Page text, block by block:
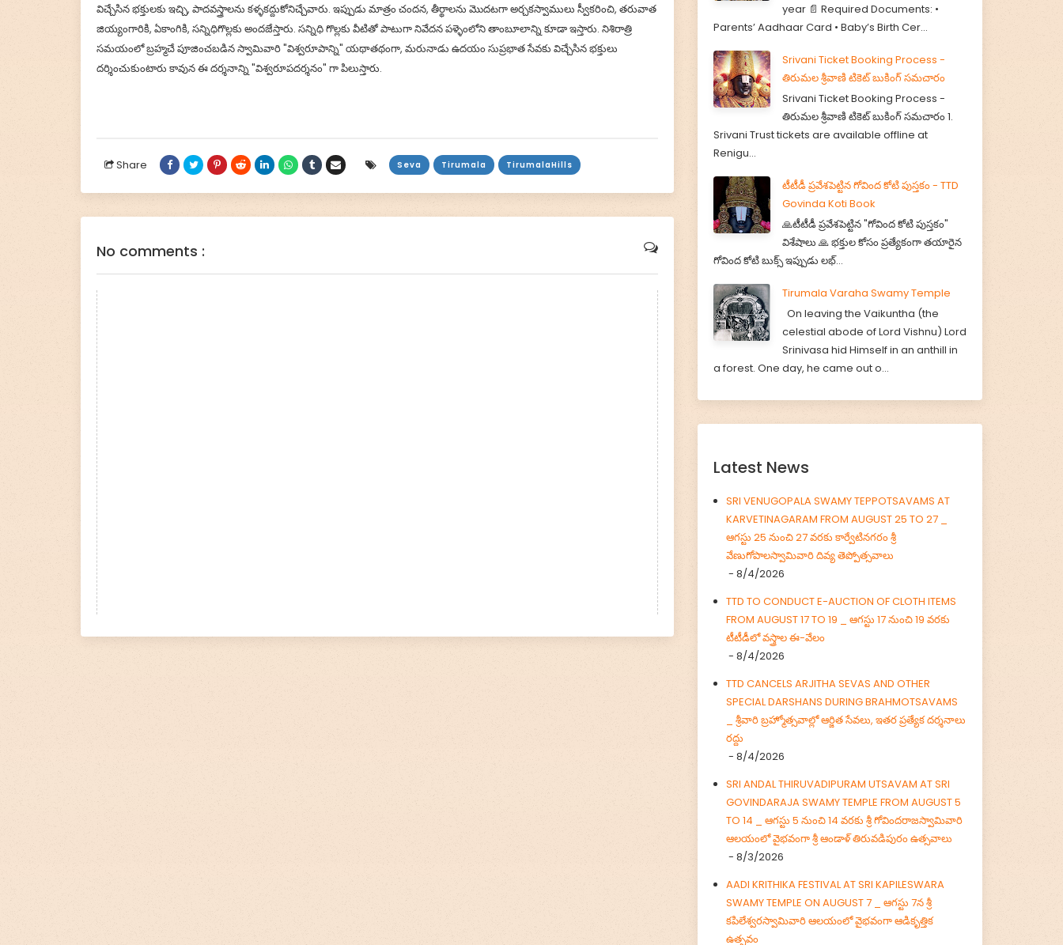
విచ్చేసిన భక్తులకు ఇచ్చి, పాదవస్త్రాలను కళ్ళకద్దుకోనిచ్చేవారు. ఇప్పుడు మాత్రం చందన, తీర్థాలను మొదటగా అర్చకస్వాములు స్వీకరించి, తరువాత
జియ్యంగారికి, ఏకాంగికి, సన్నిధిగొల్లకు అందజేస్తారు. సన్నిధి గొల్లకు వీటితో పాటుగా నివేదన పళ్ళెంలోని తాంబూలాన్ని కూడా ఇస్తారు. నిశిరాత్రి
సమయంలో బ్రహ్మచే పూజించబడిన స్వామివారి "విశ్వరూపాన్ని" యథాతథంగా, మరునాడు ఉదయం సుప్రభాత సేవకు విచ్చేసిన భక్తులు
దర్శించుకుంటారు కావున ఈ దర్శనాన్ని "విశ్వరూపదర్శనం" గా పిలుస్తారు.
Share Seva Tirumala TirumalaHills
No comments :
year 📄 Required Documents: •
Parents’ Aadhaar Card • Baby’s Birth Cer...
Srivani Ticket Booking Process -
తిరుమల శ్రీవాణి టికెట్ బుకింగ్ సమచారం
Srivani Ticket Booking Process -
తిరుమల శ్రీవాణి టికెట్ బుకింగ్ సమచారం 1.
Srivani Trust tickets are available offline at
Renigu...
టీటీడీ ప్రవేశపెట్టిన గోవింద కోటి పుస్తకం - TTD
Govinda Koti Book
🙏టీటీడీ ప్రవేశపెట్టిన "గోవింద కోటి పుస్తకం"
విశేషాలు 🙏 భక్తుల కోసం ప్రత్యేకంగా తయారైన
గోవింద కోటి బుక్స్ ఇప్పుడు లభ్...
Tirumala Varaha Swamy Temple
On leaving the Vaikuntha (the
celestial abode of Lord Vishnu) Lord
Srinivasa hid Himself in an anthill in
a forest. One day, he came out o...
Latest News
SRI VENUGOPALA SWAMY TEPPOTSAVAMS AT
KARVETINAGARAM FROM AUGUST 25 TO 27 _
ఆగస్టు 25 నుంచి 27 వరకు కార్వేటినగరం శ్రీ
వేణుగోపాలస్వామివారి దివ్య తెప్పోత్సవాలు
- 8/4/2026
TTD TO CONDUCT E-AUCTION OF CLOTH ITEMS
FROM AUGUST 17 TO 19 _ ఆగస్టు 17 నుంచి 19 వరకు
టీటీడీలో వస్త్రాల ఈ-వేలం
- 8/4/2026
TTD CANCELS ARJITHA SEVAS AND OTHER
SPECIAL DARSHANS DURING BRAHMOTSAVAMS
_ శ్రీవారి బ్రహ్మోత్సవాల్లో ఆర్జిత సేవలు, ఇతర ప్రత్యేక దర్శనాలు
రద్దు
- 8/4/2026
SRI ANDAL THIRUVADIPURAM UTSAVAM AT SRI
GOVINDARAJA SWAMY TEMPLE FROM AUGUST 5
TO 14 _ ఆగస్టు 5 నుంచి 14 వరకు శ్రీ గోవిందరాజస్వామివారి
ఆలయంలో వైభవంగా శ్రీ ఆండాళ్ తిరువడిపురం ఉత్సవాలు
- 8/3/2026
AADI KRITHIKA FESTIVAL AT SRI KAPILESWARA
SWAMY TEMPLE ON AUGUST 7 _ ఆగస్టు 7న శ్రీ
కపిలేశ్వరస్వామివారి ఆలయంలో వైభవంగా ఆడికృత్తిక
ఉత్సవం